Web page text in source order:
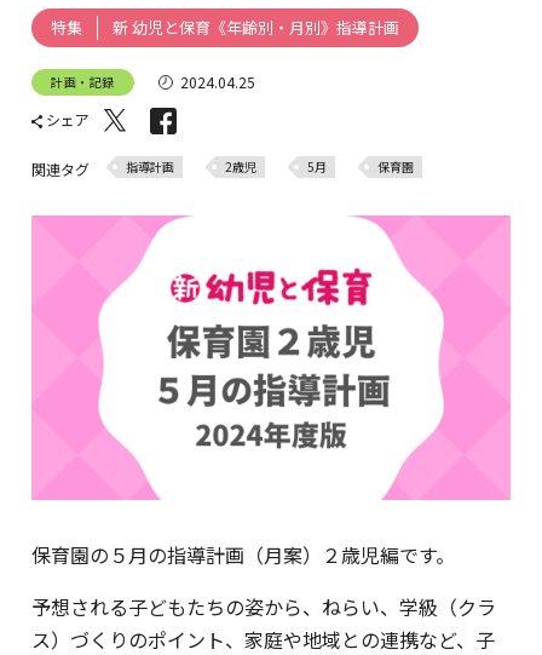
特集 新 幼児と保育《年齢別・月別》指導計画
計画・記録
2024.04.25
シェア
関連タグ 指導計画 2歳児 5月 保育園
保育園の５月の指導計画（月案）２歳児編です。
予想される子どもたちの姿から、ねらい、学級（クラ
ス）づくりのポイント、家庭や地域との連携など、子